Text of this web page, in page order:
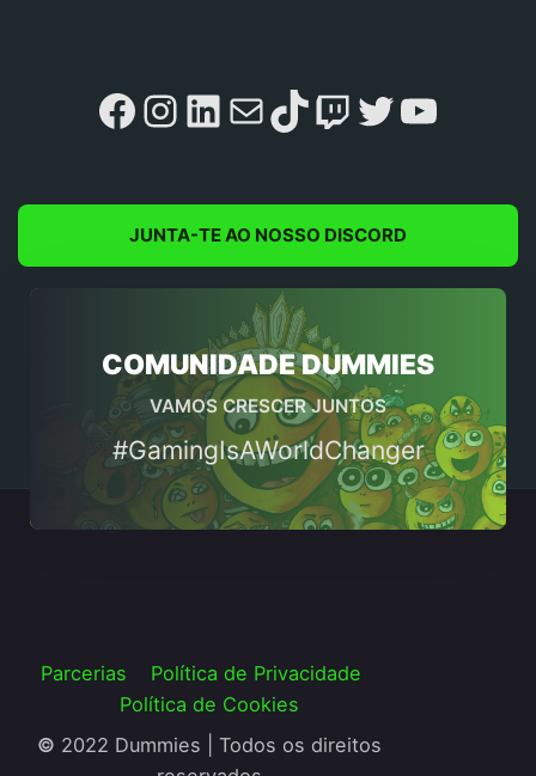
Facebook
Instagram
LinkedIn
MailTikTok
Twitch
Twitter
JUNTA-TE AO NOSSO DISCORD
COMUNIDADE DUMMIES
VAMOS CRESCER JUNTOS
#GamingIsAWorldChanger
Parcerias
Política de Privacidade
Política de Cookies
© 2022 Dummies | Todos os direitos